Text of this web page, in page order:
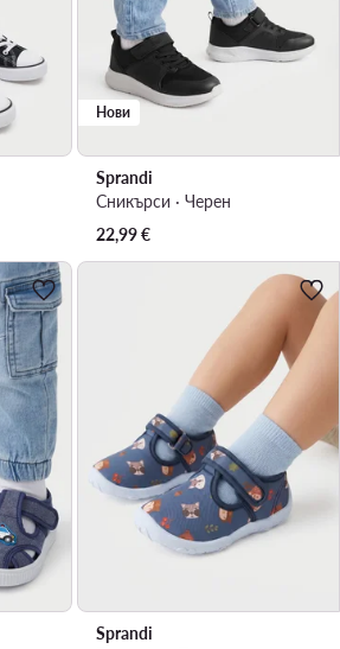
Нови
Sprandi
Сникърси · Черен
22,99€
Sprandi